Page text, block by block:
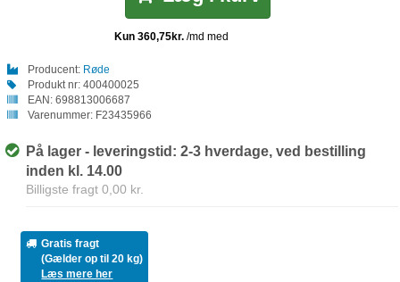
Producent: Røde
Produkt nr: 400400025
EAN: 698813006687
Varenummer: F23435966
På lager - leveringstid: 2-3 hverdage, ved bestilling
inden kl. 14.00
Billigste fragt 0,00 kr.
Gratis fragt
(Gælder op til 20 kg)
Læs mere her